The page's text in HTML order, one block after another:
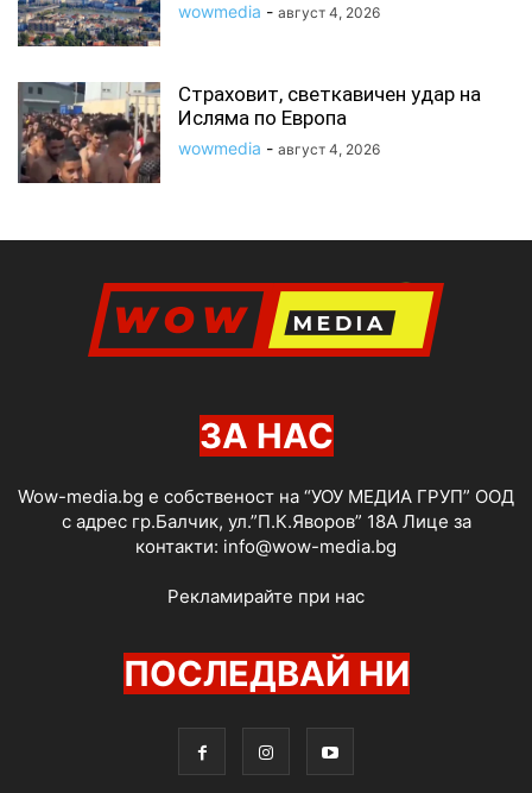
wowmedia - август 4, 2026
Страховит, светкавичен удар на
Исляма по Европа
wowmedia - август 4, 2026
ЗА НАС
Wow-media.bg е собственост на “УОУ МЕДИА ГРУП” ООД
с адрес гр.Балчик, ул.”П.К.Яворов” 18А Лице за
контакти: info@wow-media.bg
Рекламирайте при нас
ПОСЛЕДВАЙ НИ